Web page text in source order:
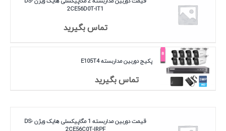
2CE56D0T-IT1
تماس بگیرید
پکیج دوربین مداربسته E105T4
تماس بگیرید
قیمت دوربین مداربسته 1 مگاپیکسلی هایک ویژن DS-